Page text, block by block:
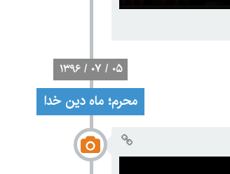
۱۳۹۶ / ۰۷ / ۰۵
محرم؛ ماه دین خدا